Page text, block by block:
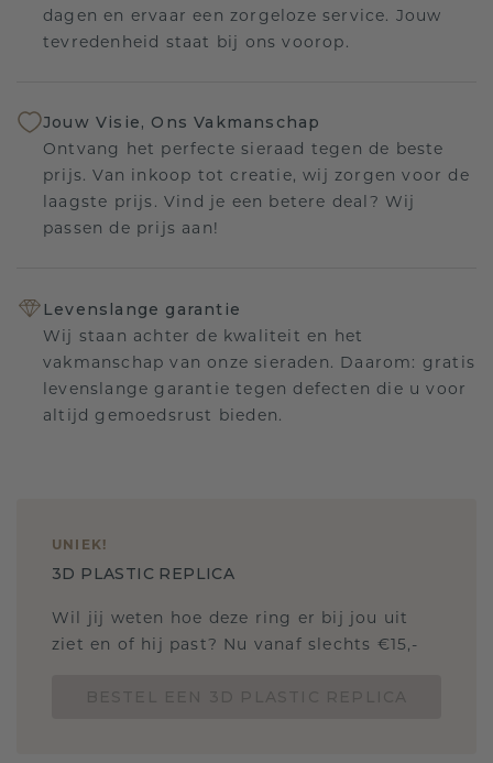
dagen en ervaar een zorgeloze service. Jouw
tevredenheid staat bij ons voorop.
Jouw Visie, Ons Vakmanschap
Ontvang het perfecte sieraad tegen de beste
prijs. Van inkoop tot creatie, wij zorgen voor de
laagste prijs. Vind je een betere deal? Wij
passen de prijs aan!
Levenslange garantie
Wij staan achter de kwaliteit en het
vakmanschap van onze sieraden. Daarom: gratis
levenslange garantie tegen defecten die u voor
altijd gemoedsrust bieden.
UNIEK!
3D PLASTIC REPLICA
Wil jij weten hoe deze ring er bij jou uit
ziet en of hij past? Nu vanaf slechts €15,-